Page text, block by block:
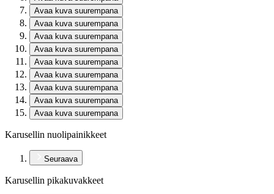
Avaa kuva suurempana
Avaa kuva suurempana
Avaa kuva suurempana
Avaa kuva suurempana
Avaa kuva suurempana
Avaa kuva suurempana
Avaa kuva suurempana
Avaa kuva suurempana
Avaa kuva suurempana
Karusellin nuolipainikkeet
Seuraava
Karusellin pikakuvakkeet